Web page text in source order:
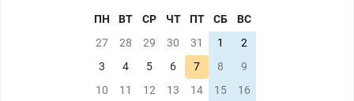
ПН
ВТ СР ЧТ ПТ СБ
ВС
27
28 29 30 31 1
2
3
4 5 6 7 8
9
10
11 12 13 14 15
16